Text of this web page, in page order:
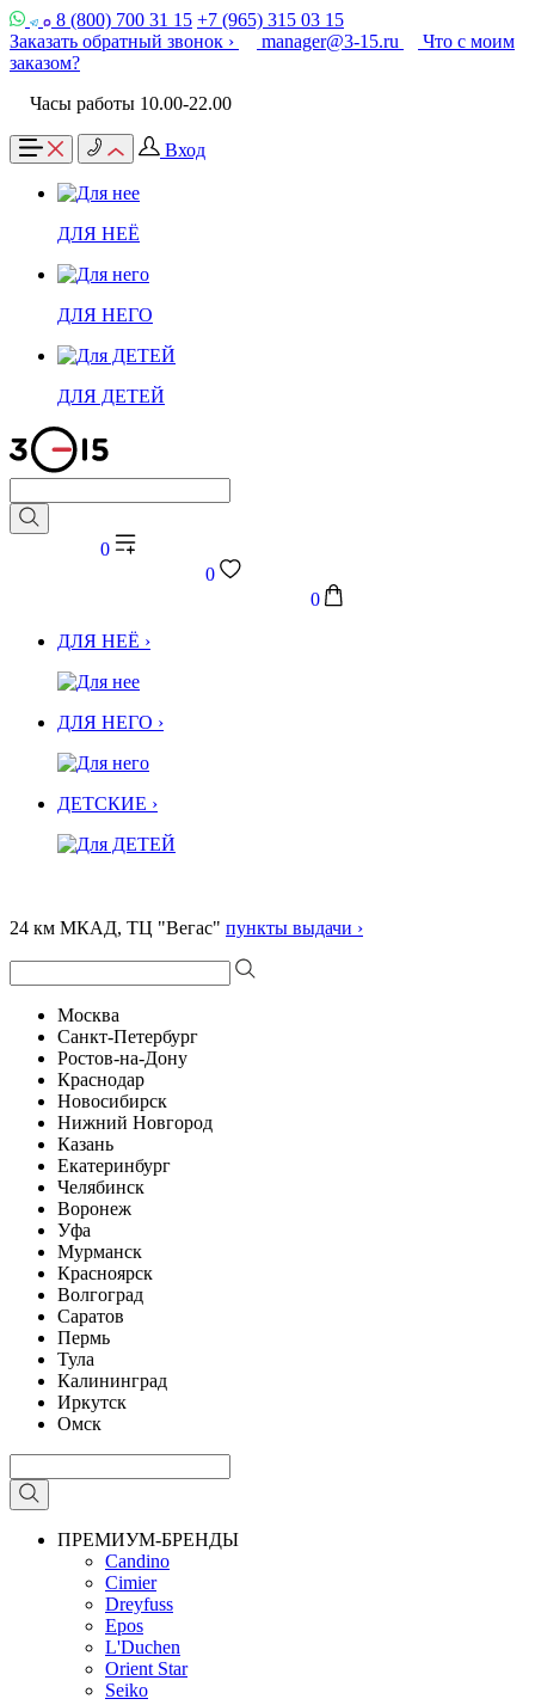
8 (800) 700 31 15 +7 (965) 315 03 15
Заказать обратный звонок ›
manager@3-15.ru
Что с моим
заказом?
Часы работы 10.00-22.00
Вход
ДЛЯ НЕЁ
ДЛЯ НЕГО
ДЛЯ ДЕТЕЙ
0
0
0
ДЛЯ НЕЁ ›
ДЛЯ НЕГО ›
ДЕТСКИЕ ›
24 км МКАД, ТЦ "Вегас" пункты выдачи ›
Москва
Санкт-Петербург
Ростов-на-Дону
Краснодар
Новосибирск
Нижний Новгород
Казань
Екатеринбург
Челябинск
Воронеж
Уфа
Мурманск
Красноярск
Волгоград
Саратов
Пермь
Тула
Калининград
Иркутск
Омск
ПРЕМИУМ-БРЕНДЫ
Candino
Cimier
Dreyfuss
Epos
L'Duchen
Orient Star
Seiko